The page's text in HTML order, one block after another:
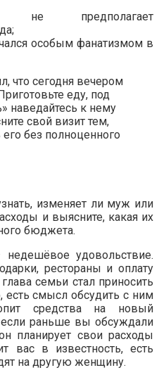
не предполагает
особым фанатизмом в
что сегодня вечером
еду, под
наведайтесь к нему
свой визит тем,
без полноценного
изменяет ли муж или
и выясните, какая их
бюджета.
удовольствие.
рестораны и оплату
семьи стал приносить
смысл обсудить с ним
средства на новый
раньше вы обсуждали
планирует свои расходы
вас в известность, есть
на другую женщину.